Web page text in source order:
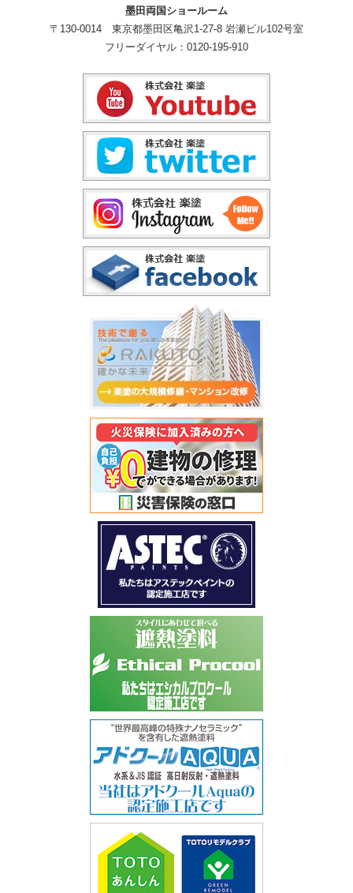
墨田両国ショールーム
〒130-0014 東京都墨田区亀沢1-27-8 岩瀬ビル102号室
フリーダイヤル：0120-195-910